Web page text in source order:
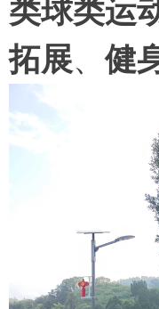
类球类运
拓展、健